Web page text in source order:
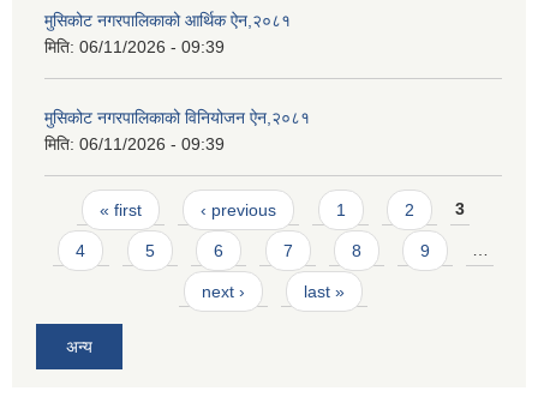
मुसिकोट नगरपालिकाको आर्थिक ऐन,२०८१
मिति: 06/11/2026 - 09:39
मुसिकोट नगरपालिकाको विनियोजन ऐन,२०८१
मिति: 06/11/2026 - 09:39
Pages
« first ‹ previous 1 2 3
4 5 6 7 8 9 …
next › last »
अन्य